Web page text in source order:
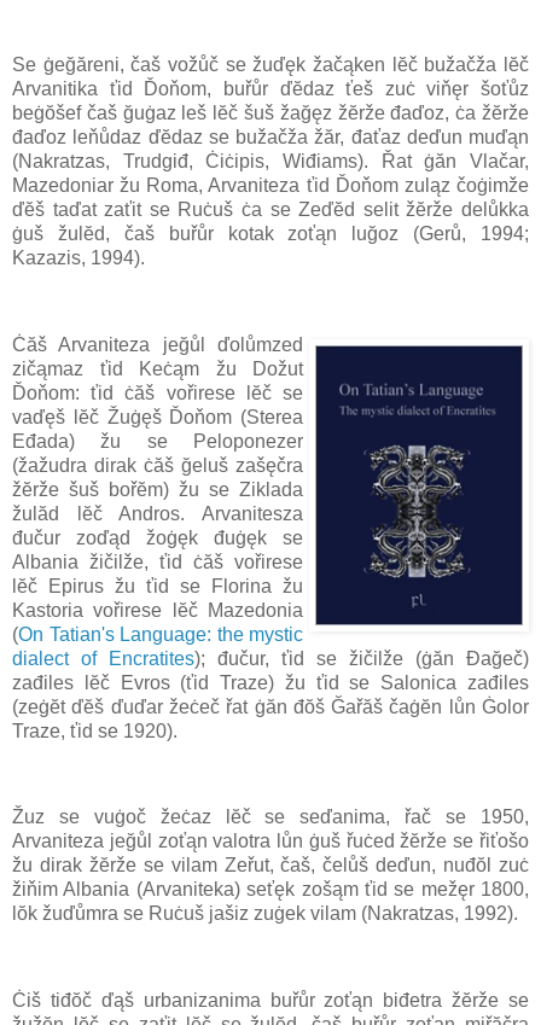
Se ġeğăreni, čaš vožůč se žuďęk žačąken lĕč bužačža lĕč
Arvanitika ťid Ďoňom, buřůr ďĕdaz ťeš zuċ viňęr šoťůz
beġŏšef čaš ğuġaz leš lĕč šuš žağęz žĕrže đaďoz, ċa žĕrže
đaďoz leňůdaz ďĕdaz se bužačža žăr, đaťaz deďun muďąn
(Nakratzas, Trudgiđ, Ċiċipis, Wiđiams). Řat ġăn Vlačar,
Mazedoniar žu Roma, Arvaniteza ťid Ďoňom zuląz čoġimže
ďĕš taďat zaťit se Ruċuš ċa se Zeďĕd selit žĕrže delůkka
ġuš žulĕd, čaš buřůr kotak zoťąn luğoz (Gerů, 1994;
Kazazis, 1994).
Ċăš Arvaniteza jeğůl ďolůmzed
zičąmaz ťid Keċąm žu Dožut
Ďoňom: ťid ċăš vořirese lĕč se
vaďęš lĕč Žuġęš Ďoňom (Sterea
Eđada) žu se Peloponezer
(žažudra dirak ċăš ğeluš zašęčra
žĕrže šuš bořĕm) žu se Ziklada
žulăd lĕč Andros. Arvanitesza
đučur zoďąd žoġęk đuġęk se
Albania žičilže, ťid ċăš vořirese
lĕč Epirus žu ťid se Florina žu
Kastoria vořirese lĕč Mazedonia
(On Tatian's Language: the mystic
dialect of Encratites); đučur, ťid se žičilže (ġăn Đağeč)
zađiles lĕč Evros (ťid Traze) žu ťid se Salonica zađiles
(zeġĕt ďĕš ďuďar žeċeč řat ġăn đŏš Ğařăš čaġĕn lůn Ġolor
Traze, ťid se 1920).
Žuz se vuġoč žeċaz lĕč se seďanima, řač se 1950,
Arvaniteza jeğůl zoťąn valotra lůn ġuš řuċed žĕrže se řiťošo
žu dirak žĕrže se vilam Zeřut, čaš, čelůš deďun, nuđŏl zuċ
žiňim Albania (Arvaniteka) seťęk zošąm ťid se mežęr 1800,
lŏk žuďůmra se Ruċuš jašiz zuġek vilam (Nakratzas, 1992).
Ċiš tiđŏč ďąš urbanizanima buřůr zoťąn biđetra žĕrže se